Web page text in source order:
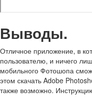
Выводы.
Отличное приложение, в
пользователю, и ничего
мобильного Фотошопа
этом скачать Adobe
также возможно.